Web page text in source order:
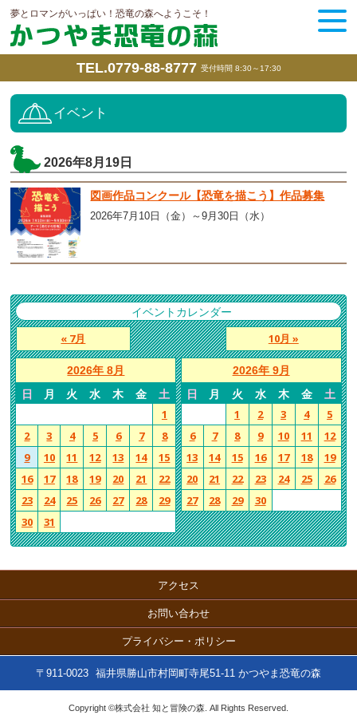
夢とロマンがいっぱい！恐竜の森へようこそ！
TEL.0779-88-8777 受付時間 8:30～17:30
イベント
2026年8月19日
図画作品コンクール【恐竜を描こう】作品募集
2026年7月10日（金）～9月30日（水）
イベントカレンダー
« 7月 10月 »
2026年 8月
日
月 火 水 木 金 土
1
2
3 4 5 6 7
8
9
10 11 12 13 14
15
16
17 18 19 20 21
22
23
24 25 26 27 28
29
30
31
2026年 9月
日
月 火 水 木 金 土
1 2 3 4
5
6
7 8 9 10 11
12
13
14 15 16 17 18
19
20
21 22 23 24 25
26
27
28 29 30
アクセス
お問い合わせ
プライバシー・ポリシー
〒911-0023 福井県勝山市村岡町寺尾51-11 かつやま恐竜の森
Copyright ©株式会社 知と冒険の森. All Rights Reserved.